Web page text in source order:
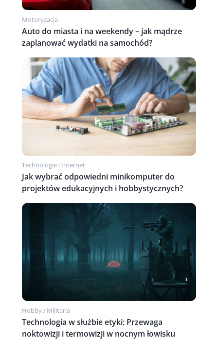
Motoryzacja
Auto do miasta i na weekendy – jak mądrze
zaplanować wydatki na samochód?
Technologie i Internet
Jak wybrać odpowiedni minikomputer do
projektów edukacyjnych i hobbystycznych?
Hobby/ Militaria
Technologia w służbie etyki: Przewaga
noktowizji i termowizji w nocnym łowisku